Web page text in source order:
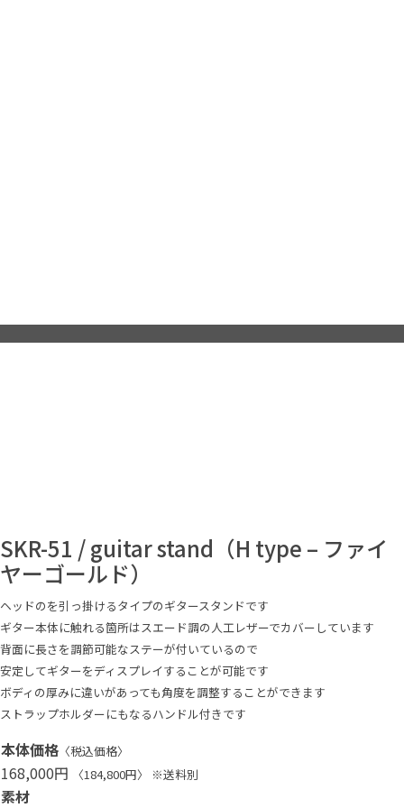
SKR-51 / guitar stand（H type – ファイ
ヤーゴールド）
ヘッドのを引っ掛けるタイプのギタースタンドです
ギター本体に触れる箇所はスエード調の人工レザーでカバーしています
背面に長さを調節可能なステーが付いているので
安定してギターをディスプレイすることが可能です
ボディの厚みに違いがあっても角度を調整することができます
ストラップホルダーにもなるハンドル付きです
本体価格 〈税込価格〉
168,000円 〈184,800円〉 ※送料別
素材